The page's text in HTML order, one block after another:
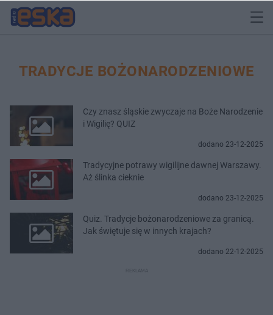
TRADYCJE BOŻONARODZENIOWE
Czy znasz śląskie zwyczaje na Boże Narodzenie
i Wigilię? QUIZ
dodano 23-12-2025
Tradycyjne potrawy wigilijne dawnej Warszawy.
Aż ślinka cieknie
dodano 23-12-2025
Quiz. Tradycje bożonarodzeniowe za granicą.
Jak świętuje się w innych krajach?
dodano 22-12-2025